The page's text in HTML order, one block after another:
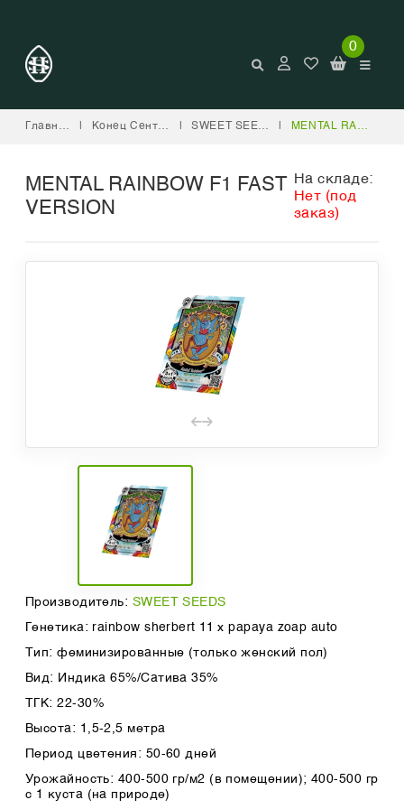
0
Главная Конец Сентября | SWEET SEEDS | MENTAL RAINBOW F1 FAST VERSION
MENTAL RAINBOW F1 FAST
VERSION
На складе:
Нет (под
заказ)
Производитель: SWEET SEEDS
Генетика: rainbow sherbert 11 x papaya zoap auto
Тип: феминизированные (только женский пол)
Вид: Индика 65%/Сатива 35%
ТГК: 22-30%
Высота: 1,5-2,5 метра
Период цветения: 50-60 дней
Урожайность: 400-500 гр/м2 (в помещении); 400-500 гр
с 1 куста (на природе)